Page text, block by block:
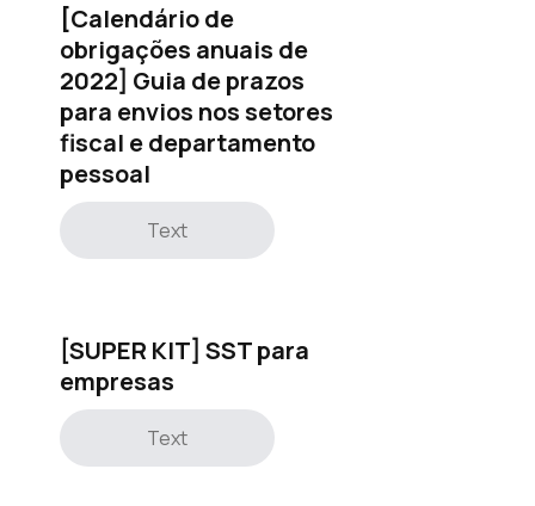
[Calendário de
obrigações anuais de
2022] Guia de prazos
para envios nos setores
fiscal e departamento
pessoal
Text
[SUPER KIT] SST para
empresas
Text